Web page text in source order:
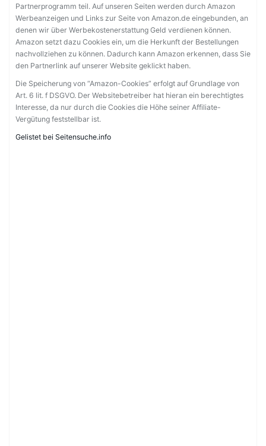
Partnerprogramm teil. Auf unseren Seiten werden durch Amazon
Werbeanzeigen und Links zur Seite von Amazon.de eingebunden, an
denen wir über Werbekostenerstattung Geld verdienen können.
Amazon setzt dazu Cookies ein, um die Herkunft der Bestellungen
nachvollziehen zu können. Dadurch kann Amazon erkennen, dass Sie
den Partnerlink auf unserer Website geklickt haben.
Die Speicherung von “Amazon-Cookies” erfolgt auf Grundlage von
Art. 6 lit. f DSGVO. Der Websitebetreiber hat hieran ein berechtigtes
Interesse, da nur durch die Cookies die Höhe seiner Affiliate-
Vergütung feststellbar ist.
Gelistet bei Seitensuche.info